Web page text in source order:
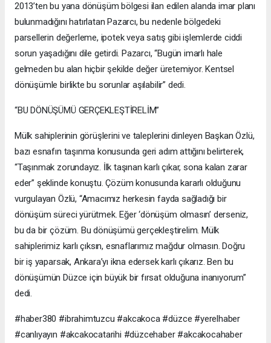
2013’ten bu yana dönüşüm bölgesi ilan edilen alanda imar planı
bulunmadığını hatırlatan Pazarcı, bu nedenle bölgedeki
parsellerin değerleme, ipotek veya satış gibi işlemlerde ciddi
sorun yaşadığını dile getirdi. Pazarcı, “Bugün imarlı hale
gelmeden bu alan hiçbir şekilde değer üretemiyor. Kentsel
dönüşümle birlikte bu sorunlar aşılabilir” dedi.
“BU DÖNÜŞÜMÜ GERÇEKLEŞTİRELİM”
Mülk sahiplerinin görüşlerini ve taleplerini dinleyen Başkan Özlü,
bazı esnafın taşınma konusunda geri adım attığını belirterek,
“Taşınmak zorundayız. İlk taşınan karlı çıkar, sona kalan zarar
eder” şeklinde konuştu. Çözüm konusunda kararlı olduğunu
vurgulayan Özlü, “Amacımız herkesin fayda sağladığı bir
dönüşüm süreci yürütmek. Eğer ‘dönüşüm olmasın’ derseniz,
bu da bir çözüm. Bu dönüşümü gerçekleştirelim. Mülk
sahiplerimiz karlı çıksın, esnaflarımız mağdur olmasın. Doğru
bir iş yaparsak, Ankara’yı ikna edersek karlı çıkarız. Ben bu
dönüşümün Düzce için büyük bir fırsat olduğuna inanıyorum”
dedi.
#haber380 #ibrahimtuzcu #akcakoca #düzce #yerelhaber
#canlıyayın #akcakocatarihi #düzcehaber #akcakocahaber